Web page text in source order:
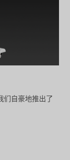
们自豪地推出了